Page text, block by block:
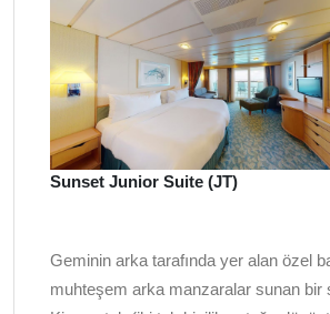
Sunset Junior Suite (JT)
Geminin arka tarafında yer alan özel
muhteşem arka manzaralar sunan bir